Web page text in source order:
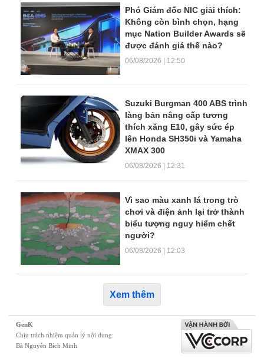
Phó Giám đốc NIC giải thích:
Không còn bình chọn, hạng
mục Nation Builder Awards sẽ
được đánh giá thế nào?
06/08/2026 | 12:50
Suzuki Burgman 400 ABS trình
làng bản nâng cấp tương
thích xăng E10, gây sức ép
lên Honda SH350i và Yamaha
XMAX 300
06/08/2026 | 12:31
Vì sao màu xanh lá trong trò
chơi và điện ảnh lại trở thành
biểu tượng nguy hiểm chết
người?
06/08/2026 | 12:03
Xem thêm
GenK
Chịu trách nhiệm quản lý nội dung:
Bà Nguyễn Bích Minh